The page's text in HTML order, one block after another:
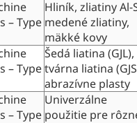
– Type
Hliník, zliatiny Al-
medené zliatiny,
mäkké kovy
– Type
Šedá liatina (GJL),
tvárna liatina
abrazívne plasty
– Type
Univerzálne
použitie pre